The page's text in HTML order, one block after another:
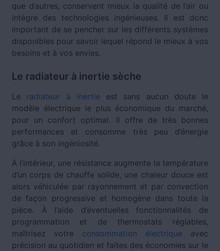
que d’autres, conservent mieux la qualité de l’air ou
intègre des technologies ingénieuses. Il est donc
important de se pencher sur les différents systèmes
disponibles pour savoir lequel répond le mieux à vos
besoins et à vos envies.
Le radiateur à inertie sèche
Le radiateur à inertie est sans aucun doute le
modèle électrique le plus économique du marché,
pour un confort optimal. Il offre de très bonnes
performances et consomme très peu d’énergie
grâce à son ingéniosité.
À l’intérieur, une résistance augmente la température
d’un corps de chauffe solide, une chaleur douce est
alors véhiculée par rayonnement et par convection
de façon progressive et homogène dans toute la
pièce. À l’aide d’éventuelles fonctionnalités de
programmation et de thermostats réglables,
maîtrisez votre consommation électrique avec
précision au quotidien et faites des économies sur le